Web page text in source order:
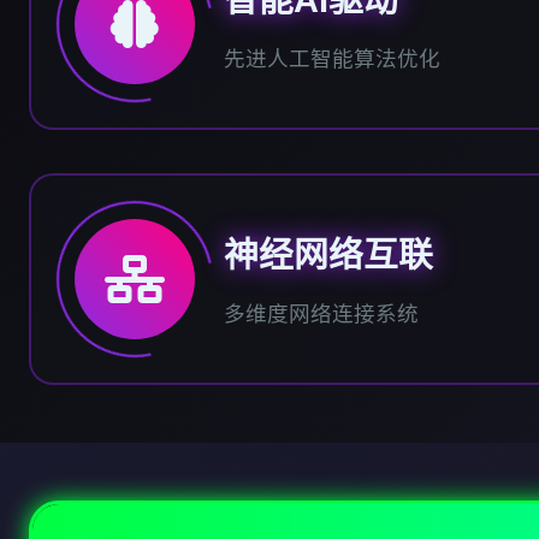
先进人工智能算法优化
神经网络互联
多维度网络连接系统